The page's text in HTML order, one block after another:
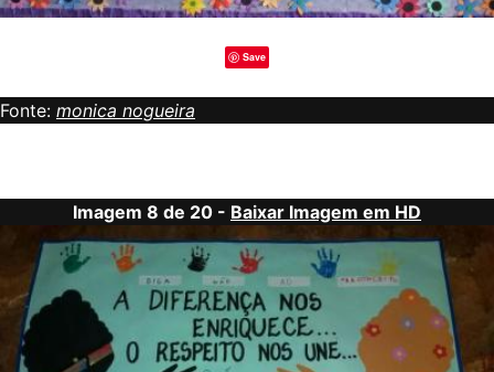
Save
Fonte: monica nogueira
Imagem 8 de 20 - Baixar Imagem em HD